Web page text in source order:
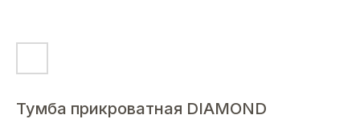
Тумба прикроватная DIAMOND